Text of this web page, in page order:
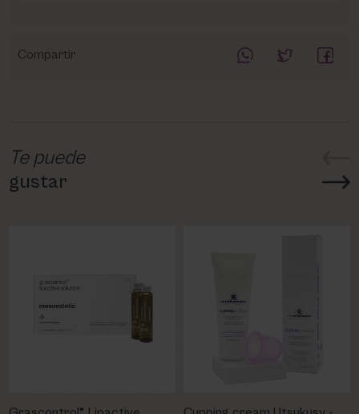
Compartir
Te puede
gustar